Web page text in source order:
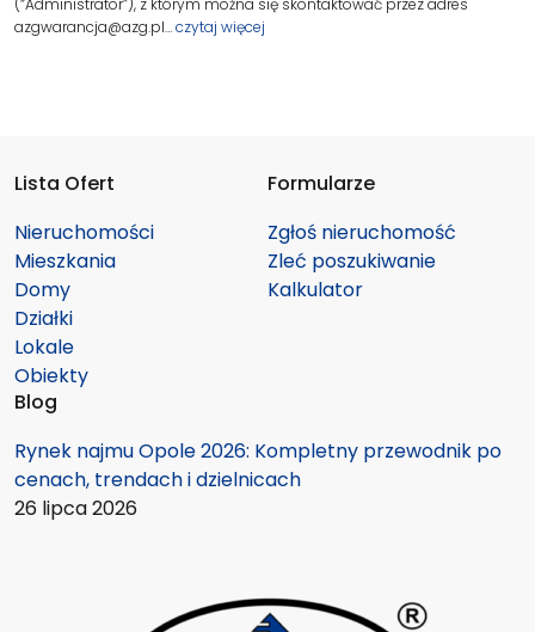
(“Administrator”), z którym można się skontaktować przez adres
azgwarancja@azg.pl…czytaj więcej
Lista Ofert
Nieruchomości
Mieszkania
Domy
Działki
Lokale
Obiekty
Formularze
Zgłoś nieruchomość
Zleć poszukiwanie
Kalkulator
Blog
Rynek najmu Opole 2026: Kompletny przewodnik po
cenach, trendach i dzielnicach
26 lipca 2026